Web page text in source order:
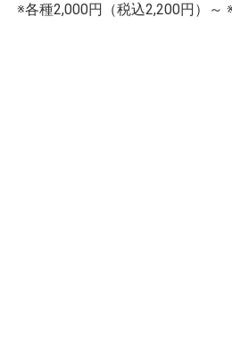
※各種2,000円（税込2,200円）～